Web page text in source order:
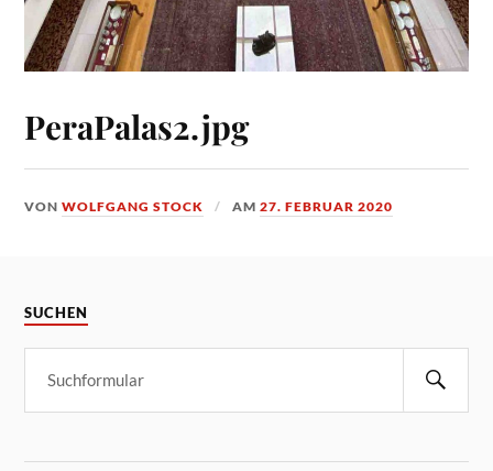
PeraPalas2.jpg
VONWOLFGANG STOCK AM27. FEBRUAR 2020
SUCHEN